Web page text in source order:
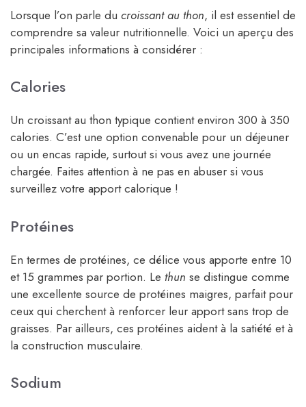
Lorsque l’on parle du croissant au thon, il est essentiel de
comprendre sa valeur nutritionnelle. Voici un aperçu des
principales informations à considérer :
Calories
Un croissant au thon typique contient environ 300 à 350
calories. C’est une option convenable pour un déjeuner
ou un encas rapide, surtout si vous avez une journée
chargée. Faites attention à ne pas en abuser si vous
surveillez votre apport calorique !
Protéines
En termes de protéines, ce délice vous apporte entre 10
et 15 grammes par portion. Le thun se distingue comme
une excellente source de protéines maigres, parfait pour
ceux qui cherchent à renforcer leur apport sans trop de
graisses. Par ailleurs, ces protéines aident à la satiété et à
la construction musculaire.
Sodium